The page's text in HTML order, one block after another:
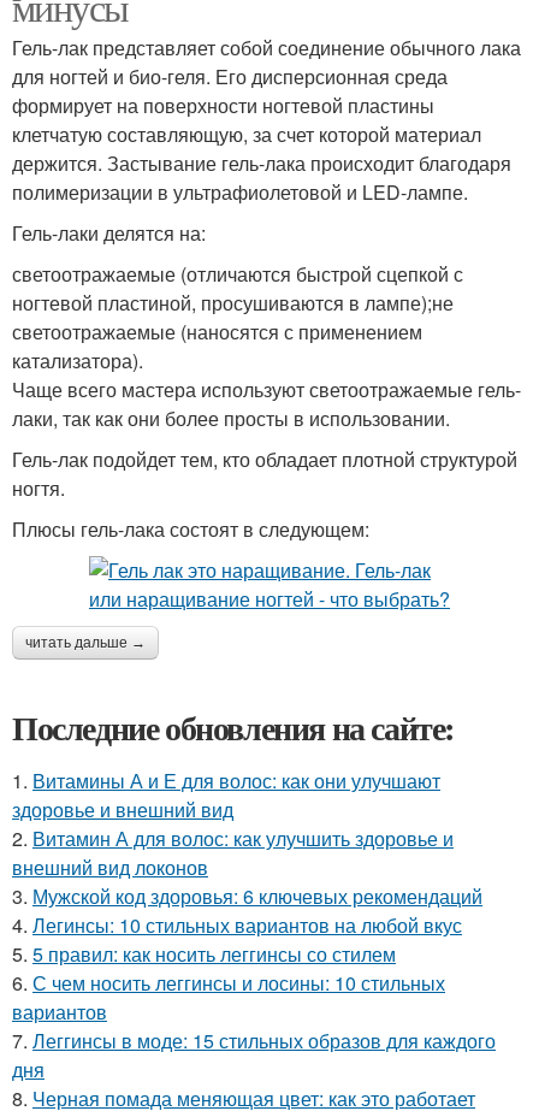
Гель-лак представляет собой соединение обычного лака
для ногтей и био-геля. Его дисперсионная среда
формирует на поверхности ногтевой пластины
клетчатую составляющую, за счет которой материал
держится. Застывание гель-лака происходит благодаря
полимеризации в ультрафиолетовой и LED-лампе.
Гель-лаки делятся на:
светоотражаемые (отличаются быстрой сцепкой с
ногтевой пластиной, просушиваются в лампе);не
светоотражаемые (наносятся с применением
катализатора).
Чаще всего мастера используют светоотражаемые гель-
лаки, так как они более просты в использовании.
Гель-лак подойдет тем, кто обладает плотной структурой
ногтя.
Плюсы гель-лака состоят в следующем:
читать дальше →
Последние обновления на сайте:
1. Витамины А и Е для волос: как они улучшают
здоровье и внешний вид
2. Витамин А для волос: как улучшить здоровье и
внешний вид локонов
3. Мужской код здоровья: 6 ключевых рекомендаций
4. Легинсы: 10 стильных вариантов на любой вкус
5. 5 правил: как носить леггинсы со стилем
6. С чем носить леггинсы и лосины: 10 стильных
вариантов
7. Леггинсы в моде: 15 стильных образов для каждого
дня
8. Черная помада меняющая цвет: как это работает